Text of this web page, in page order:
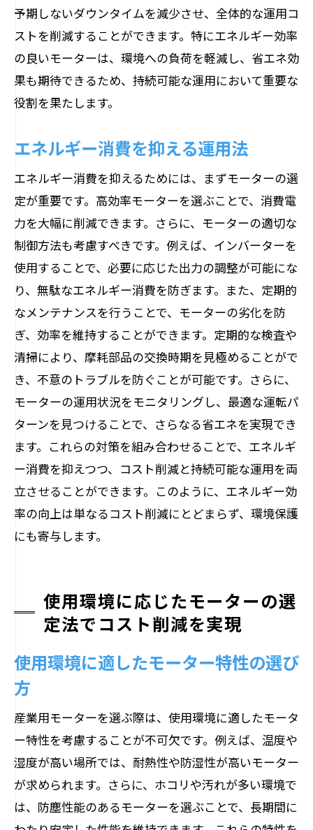
予期しないダウンタイムを減少させ、全体的な運用コ
ストを削減することができます。特にエネルギー効率
の良いモーターは、環境への負荷を軽減し、省エネ効
果も期待できるため、持続可能な運用において重要な
役割を果たします。
エネルギー消費を抑える運用法
エネルギー消費を抑えるためには、まずモーターの選
定が重要です。高効率モーターを選ぶことで、消費電
力を大幅に削減できます。さらに、モーターの適切な
制御方法も考慮すべきです。例えば、インバーターを
使用することで、必要に応じた出力の調整が可能にな
り、無駄なエネルギー消費を防ぎます。また、定期的
なメンテナンスを行うことで、モーターの劣化を防
ぎ、効率を維持することができます。定期的な検査や
清掃により、摩耗部品の交換時期を見極めることがで
き、不意のトラブルを防ぐことが可能です。さらに、
モーターの運用状況をモニタリングし、最適な運転パ
ターンを見つけることで、さらなる省エネを実現でき
ます。これらの対策を組み合わせることで、エネルギ
ー消費を抑えつつ、コスト削減と持続可能な運用を両
立させることができます。このように、エネルギー効
率の向上は単なるコスト削減にとどまらず、環境保護
にも寄与します。
使用環境に応じたモーターの選
定法でコスト削減を実現
使用環境に適したモーター特性の選び
方
産業用モーターを選ぶ際は、使用環境に適したモータ
ー特性を考慮することが不可欠です。例えば、温度や
湿度が高い場所では、耐熱性や防湿性が高いモーター
が求められます。さらに、ホコリや汚れが多い環境で
は、防塵性能のあるモーターを選ぶことで、長期間に